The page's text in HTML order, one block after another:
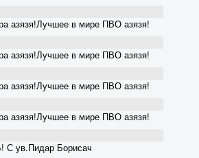
азязя!Лучшее в мире ПВО азязя!
азязя!Лучшее в мире ПВО азязя!
азязя!Лучшее в мире ПВО азязя!
азязя!Лучшее в мире ПВО азязя!
ув.Пидар Борисач